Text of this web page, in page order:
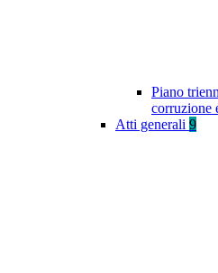
Piano
corruzione
Atti generali 9